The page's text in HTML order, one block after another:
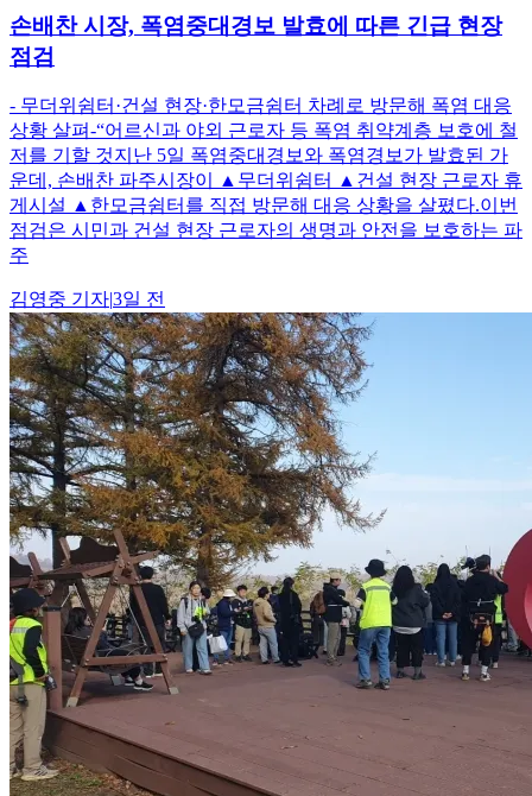
손배찬 시장, 폭염중대경보 발효에 따른 긴급 현장
점검
- 무더위쉼터·건설 현장·한모금쉼터 차례로 방문해 폭염 대응
상황 살펴-“어르신과 야외 근로자 등 폭염 취약계층 보호에 철
저를 기할 것지난 5일 폭염중대경보와 폭염경보가 발효된 가
운데, 손배찬 파주시장이 ▲무더위쉼터 ▲건설 현장 근로자 휴
게시설 ▲한모금쉼터를 직접 방문해 대응 상황을 살폈다.이번
점검은 시민과 건설 현장 근로자의 생명과 안전을 보호하는 파
주
김영중 기자|3일 전